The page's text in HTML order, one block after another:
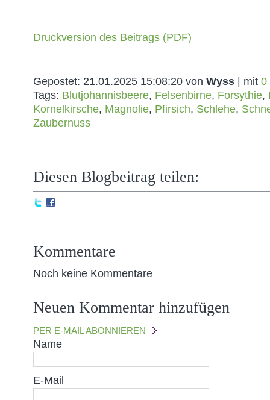
Druckversion des Beitrags (PDF)
Gepostet: 21.01.2025 15:08:20 von Wyss | mit 0
Tags: Blutjohannisbeere, Felsenbirne, Forsythie,
Kornelkirsche, Magnolie, Pfirsich, Schlehe,
Zaubernuss
Diesen Blogbeitrag teilen:
Kommentare
Noch keine Kommentare
Neuen Kommentar hinzufügen
PER E-MAIL ABONNIEREN
Name
E-Mail